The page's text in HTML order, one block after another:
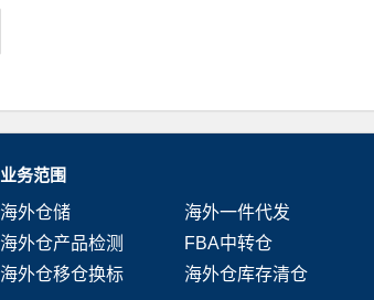
业务范围
海外仓储
海外一件代发
海外仓产品检测
FBA中转仓
海外仓移仓换标
海外仓库存清仓